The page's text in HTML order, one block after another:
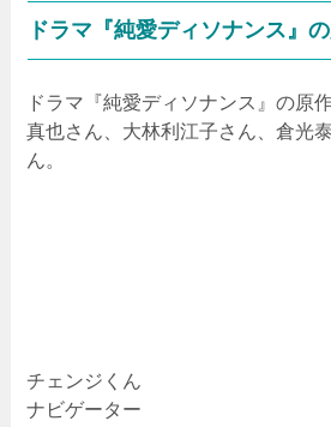
ドラマ『純愛ディソナンス』
ドラマ『純愛ディソナンス』の原
真也さん、大林利江子さん、倉光
ん。
チェンジくん
ナビゲーター